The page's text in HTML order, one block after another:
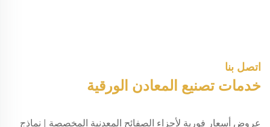
اتصل بنا
خدمات تصنيع المعادن الورقية
عروض أسعار فورية لأجزاء الصفائح المعدنية المخصصة | نماذج